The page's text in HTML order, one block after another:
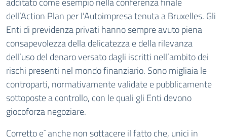
dell’Action Plan per l’Autoimpresa tenuta a Bruxelles. Gli
Enti di previdenza privati hanno sempre avuto piena
consapevolezza della delicatezza e della rilevanza
dell’uso del denaro versato dagli iscritti nell’ambito dei
rischi presenti nel mondo finanziario. Sono migliaia le
controparti, normativamente validate e pubblicamente
sottoposte a controllo, con le quali gli Enti devono
giocoforza negoziare.
Corretto e` anche non sottacere il fatto che, unici in